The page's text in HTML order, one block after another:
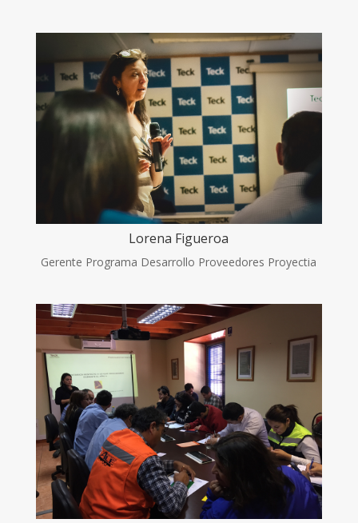
Lorena Figueroa
Gerente Programa Desarrollo Proveedores Proyectia